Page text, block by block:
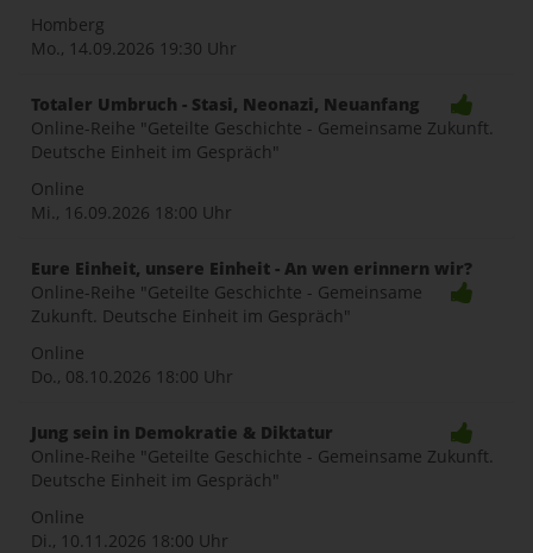
Homberg
Mo., 14.09.2026 19:30 Uhr
Totaler Umbruch - Stasi, Neonazi, Neuanfang
Online-Reihe "Geteilte Geschichte - Gemeinsame Zukunft.
Deutsche Einheit im Gespräch"
Online
Mi., 16.09.2026 18:00 Uhr
Eure Einheit, unsere Einheit - An wen erinnern wir?
Online-Reihe "Geteilte Geschichte - Gemeinsame
Zukunft. Deutsche Einheit im Gespräch"
Online
Do., 08.10.2026 18:00 Uhr
Jung sein in Demokratie & Diktatur
Online-Reihe "Geteilte Geschichte - Gemeinsame Zukunft.
Deutsche Einheit im Gespräch"
Online
Di., 10.11.2026 18:00 Uhr